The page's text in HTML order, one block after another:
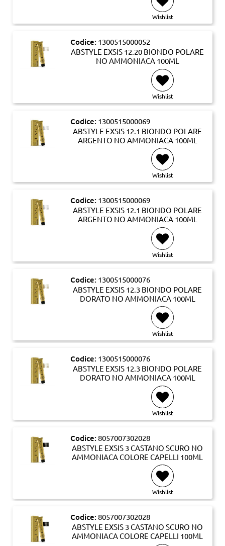
Wishlist
Codice: 1300515000052
ABSTYLE EXSIS 12.20 BIONDO POLARE
NO AMMONIACA 100ML
Wishlist
Codice: 1300515000069
ABSTYLE EXSIS 12.1 BIONDO POLARE
ARGENTO NO AMMONIACA 100ML
Wishlist
Codice: 1300515000069
ABSTYLE EXSIS 12.1 BIONDO POLARE
ARGENTO NO AMMONIACA 100ML
Wishlist
Codice: 1300515000076
ABSTYLE EXSIS 12.3 BIONDO POLARE
DORATO NO AMMONIACA 100ML
Wishlist
Codice: 1300515000076
ABSTYLE EXSIS 12.3 BIONDO POLARE
DORATO NO AMMONIACA 100ML
Wishlist
Codice: 8057007302028
ABSTYLE EXSIS 3 CASTANO SCURO NO
AMMONIACA COLORE CAPELLI 100ML
Wishlist
Codice: 8057007302028
ABSTYLE EXSIS 3 CASTANO SCURO NO
AMMONIACA COLORE CAPELLI 100ML